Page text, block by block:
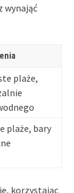
wynająć
plaże,
plaże, bary
korzystając